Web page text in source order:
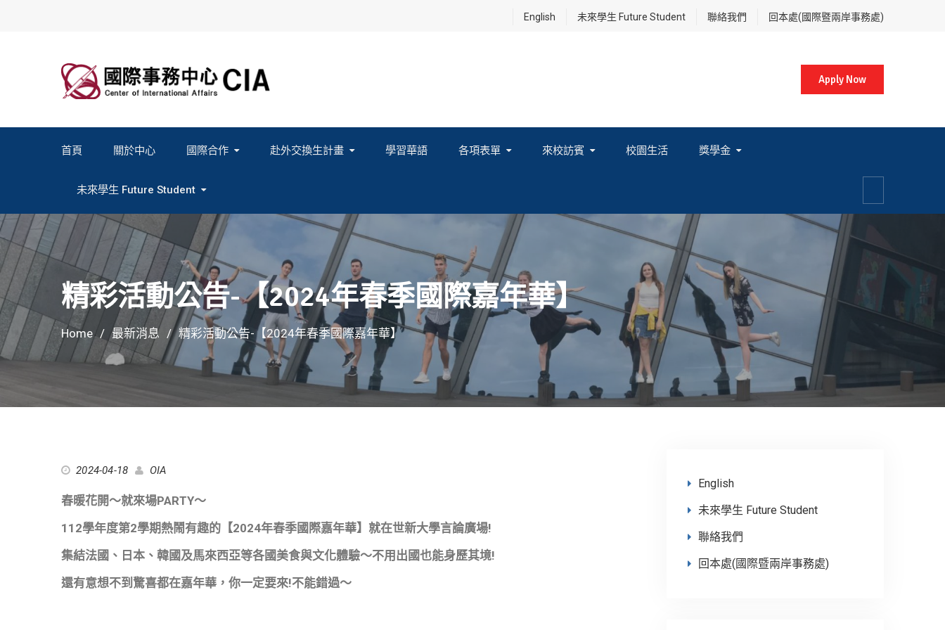
English 未來學生 Future Student 聯絡我們 回本處(國際暨兩岸事務處)
Apply Now
首頁 關於中心 國際合作 赴外交換生計畫 學習華語 各項表單 來校訪賓 校園生活 獎學金
未來學生 Future Student
精彩活動公告-【2024年春季國際嘉年華】
Home 最新消息 精彩活動公告-【2024年春季國際嘉年華】
2024-04-18 OIA
春暖花開～就來場PARTY～
112學年度第2學期熱鬧有趣的【2024年春季國際嘉年華】就在世新大學言論廣場!
集結法國、日本、韓國及馬來西亞等各國美食與文化體驗～不用出國也能身歷其境!
還有意想不到驚喜都在嘉年華，你一定要來!不能錯過～
English
未來學生 Future Student
聯絡我們
回本處(國際暨兩岸事務處)